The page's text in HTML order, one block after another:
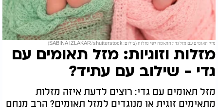
מזל תאומים עם מזל גדי: התאמה לפי מזלות (צילום: SABINA IZLAKAR/shutterstock)
מזלות וזוגיות: מזל תאומים עם
גדי - שילוב עם עתיד?
מזל תאומים עם גדי: רוצים לדעת איזה מזלות
מתאימים זוגית או מנוגדים למזל תאומים? הרב מנחם